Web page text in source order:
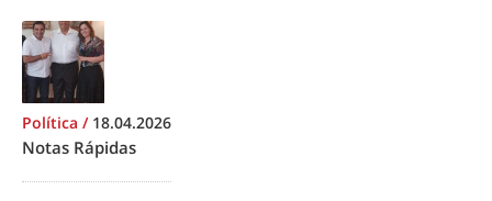
Política / 18.04.2026
Notas Rápidas